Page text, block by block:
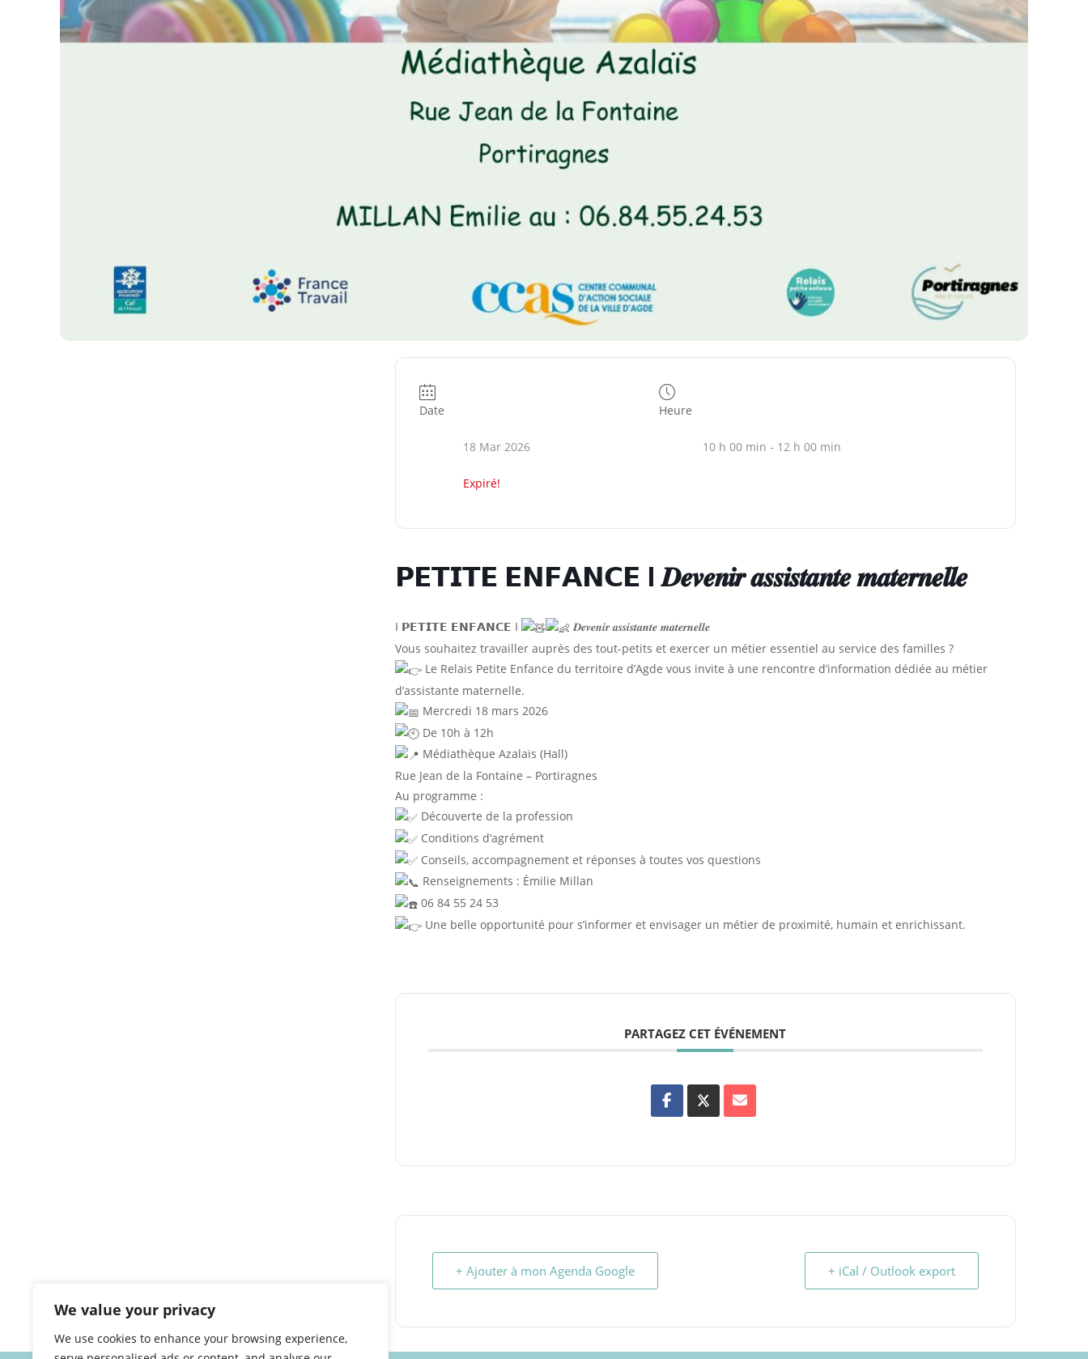
We value your privacy
We use cookies to enhance your browsing experience,
Date
18 Mar 2026
Expiré!
Heure
10 h 00 min - 12 h 00 min
𝗣𝗘𝗧𝗜𝗧𝗘 𝗘𝗡𝗙𝗔𝗡𝗖𝗘 I 𝑫𝒆𝒗𝒆𝒏𝒊𝒓 𝒂𝒔𝒔𝒊𝒔𝒕𝒂𝒏𝒕𝒆 𝒎𝒂𝒕𝒆𝒓𝒏𝒆𝒍𝒍𝒆
I 𝗣𝗘𝗧𝗜𝗧𝗘 𝗘𝗡𝗙𝗔𝗡𝗖𝗘 I
𝑫𝒆𝒗𝒆𝒏𝒊𝒓 𝒂𝒔𝒔𝒊𝒔𝒕𝒂𝒏𝒕𝒆 𝒎𝒂𝒕𝒆𝒓𝒏𝒆𝒍𝒍𝒆
Vous souhaitez travailler auprès des tout-petits et exercer un métier essentiel au service des familles ?
Le Relais Petite Enfance du territoire d’Agde vous invite à une rencontre d’information dédiée au métier
d’assistante maternelle.
Mercredi 18 mars 2026
De 10h à 12h
Médiathèque Azalaïs (Hall)
Rue Jean de la Fontaine – Portiragnes
Au programme :
Découverte de la profession
Conditions d’agrément
Conseils, accompagnement et réponses à toutes vos questions
Renseignements : Émilie Millan
06 84 55 24 53
Une belle opportunité pour s’informer et envisager un métier de proximité, humain et enrichissant.
PARTAGEZ CET ÉVÉNEMENT
+ Ajouter à mon Agenda Google + iCal / Outlook export